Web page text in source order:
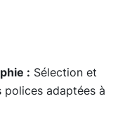
: Sélection et
polices adaptées à